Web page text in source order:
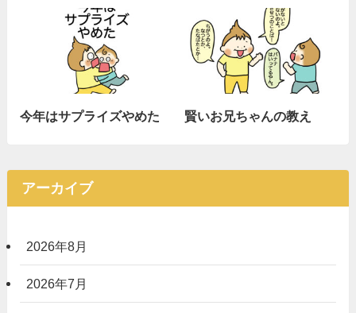
今年はサプライズやめた 賢いお兄ちゃんの教え
アーカイブ
2026年8月
2026年7月